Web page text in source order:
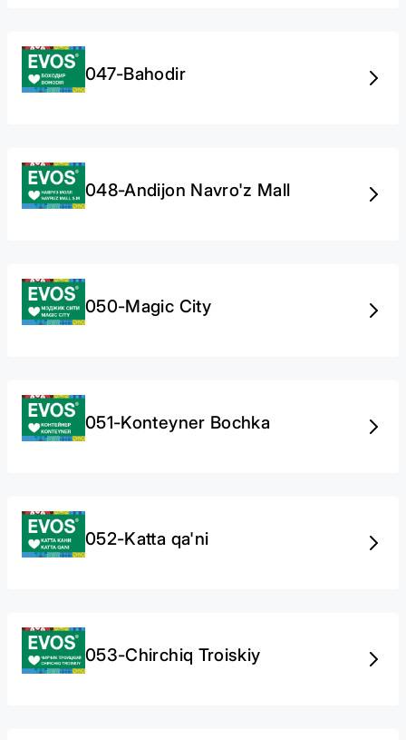
047-Bahodir
048-Andijon Navro'z Mall
050-Magic City
051-Konteyner Bochka
052-Katta qa'ni
053-Chirchiq Troiskiy